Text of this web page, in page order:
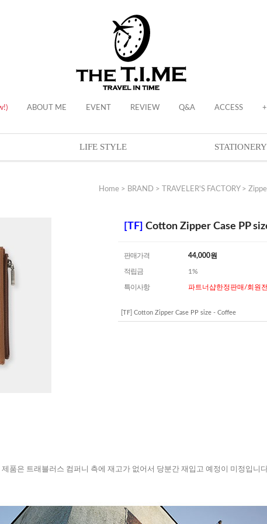
ABOUT ME EVENT REVIEW Q&A ACCESS
LIFE STYLE STATIONERY
Home > BRAND > TRAVELER'S FACTORY>
[TF] Cotton Zipper Case PP
판매가격 44,000원
적립금 1%
특이사항 파트너샵한정판매/회원
[TF] Cotton Zipper Case PP size - Coffee
제품은 트래블러스 컴퍼니 측에 재고가 없어서 당분간 재입고 예정이 미정입니